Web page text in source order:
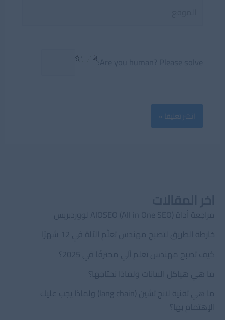
مراجعة أداة AIOSEO (All in One SEO) لووردبريس
خارطة الطريق لتصبح مهندس تعلّم الآلة في 12 شهرًا
كيف تصبح مهندس تعلم آلي محترفًا في 2025؟
ما هي هياكل البيانات ولماذا نحتاجها؟
ما هي تقنية لانج تشين (lang chain) ولماذا يجب عليك
الإهتمام بها؟